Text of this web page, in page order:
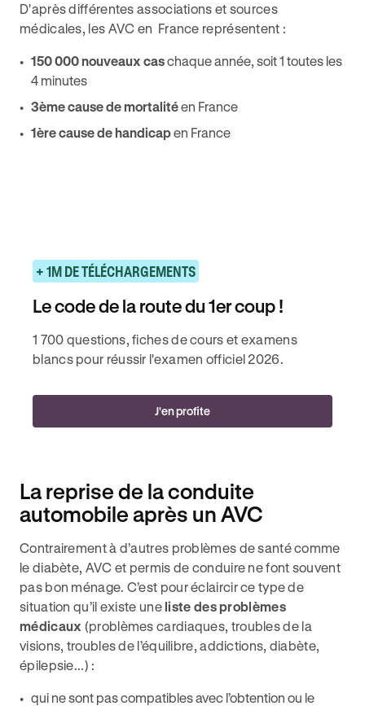
D'après différentes associations et sources
médicales, les AVC en France représentent :
150 000 nouveaux caschaque année, soit 1 toutes les
4 minutes
3ème cause de mortalitéen France
1ère cause de handicapen France
+ 1M DE TÉLÉCHARGEMENTS
Le code de la route du 1er coup !
1 700 questions, fiches de cours et examens
blancs pour réussir l'examen officiel 2026.
J'en profite
La reprise de la conduite
automobile après un AVC
Contrairement à d’autres problèmes de santé comme
le diabète, AVC et permis de conduire ne font souvent
pas bon ménage. C’est pour éclaircir ce type de
situation qu’il existe uneliste des problèmes
médicaux (problèmes cardiaques, troubles de la
visions, troubles de l’équilibre, addictions, diabète,
épilepsie...) :
qui ne sont pas compatibles avec l’obtention ou le